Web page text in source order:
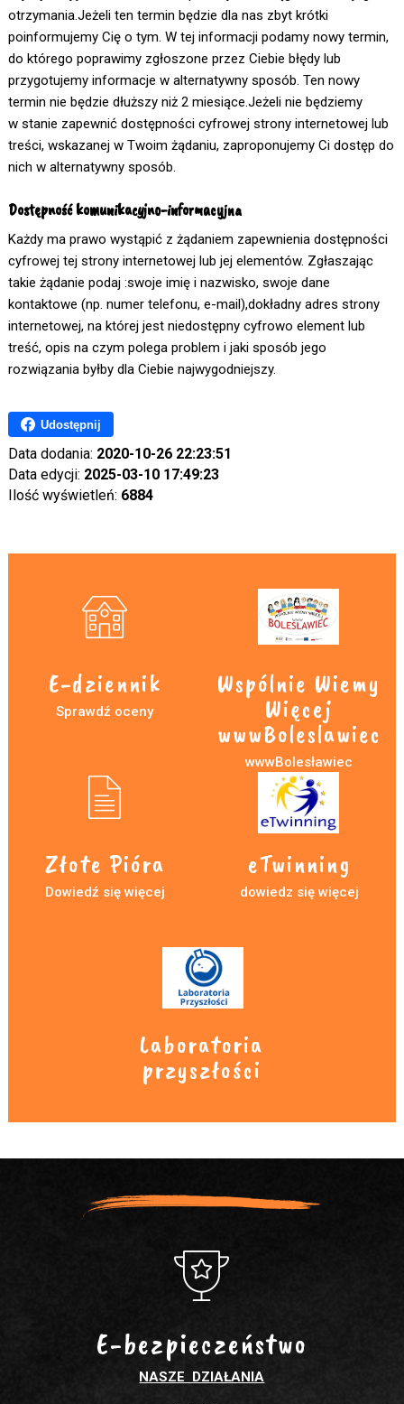
otrzymania.Jeżeli ten termin będzie dla nas zbyt krótki
poinformujemy Cię o tym. W tej informacji podamy nowy termin,
do którego poprawimy zgłoszone przez Ciebie błędy lub
przygotujemy informacje w alternatywny sposób. Ten nowy
termin nie będzie dłuższy niż 2 miesiące.Jeżeli nie będziemy
w stanie zapewnić dostępności cyfrowej strony internetowej lub
treści, wskazanej w Twoim żądaniu, zaproponujemy Ci dostęp do
nich w alternatywny sposób.
Dostępność komunikacyjno-informacyjna
Każdy ma prawo wystąpić z żądaniem zapewnienia dostępności
cyfrowej tej strony internetowej lub jej elementów. Zgłaszając
takie żądanie podaj :swoje imię i nazwisko, swoje dane
kontaktowe (np. numer telefonu, e-mail),dokładny adres strony
internetowej, na której jest niedostępny cyfrowo element lub
treść, opis na czym polega problem i jaki sposób jego
rozwiązania byłby dla Ciebie najwygodniejszy.
Udostępnij
Data dodania: 2020-10-26 22:23:51
Data edycji: 2025-03-10 17:49:23
Ilość wyświetleń: 6884
E-dziennik
Sprawdź oceny
Wspólnie Wiemy
Więcej
wwwBoleslawiec
wwwBolesławiec
Złote Pióra
Dowiedź się więcej
eTwinning
dowiedz się więcej
Laboratoria
przyszłości
E-bezpieczeństwo
NASZE DZIAŁANIA